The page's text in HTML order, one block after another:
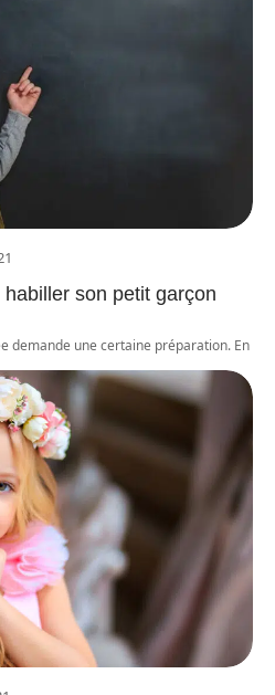
son petit garçon
demande une certaine préparation. En